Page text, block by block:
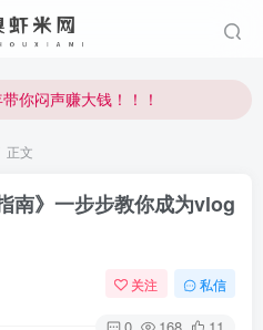
你闷声赚大钱！！！
你闷声赚大钱！！！
正文
南》一步步教你成为vlog
关注 私信